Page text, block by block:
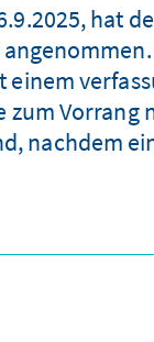
hat
einem
zum
nachdem